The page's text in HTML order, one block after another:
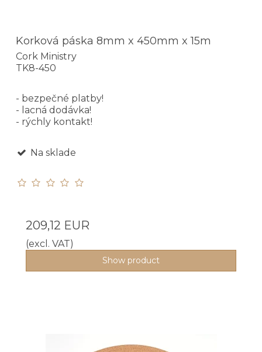
Korková páska 8mm x 450mm x 15m
Cork Ministry
TK8-450
- bezpečné platby!
- lacná dodávka!
- rýchly kontakt!
Na sklade
209,12 EUR
(excl. VAT)
Show product